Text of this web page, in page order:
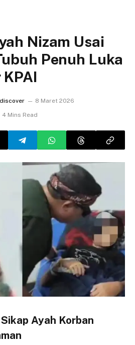
Nizam Usai
Penuh Luka
8 Maret 2026
4 Mins Read
Ayah Korban